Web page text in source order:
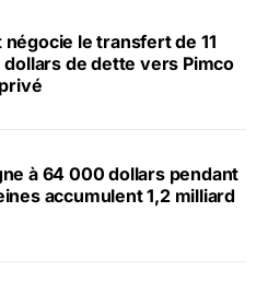
le transfert de 11
dollars de dette vers Pimco
à 64 000 dollars pendant
accumulent 1,2 milliard